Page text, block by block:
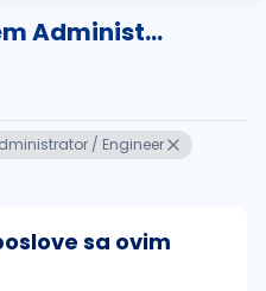
Administ...
/ Engineer
sa ovim